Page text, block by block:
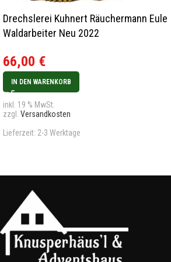
Drechslerei Kuhnert Räuchermann Eule
Waldarbeiter Neu 2022
66,00 €
IN DEN WARENKORB
inkl. 19 % MwSt.
zzgl. Versandkosten
Lieferzeit: 2-3 Werktage